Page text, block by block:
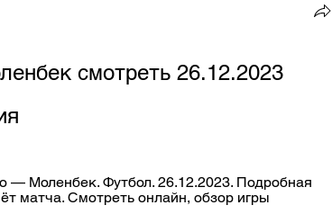
смотреть 26.12.2023
— Моленбек. Футбол. 26.12.2023. Подробная
матча. Смотреть онлайн, обзор игры